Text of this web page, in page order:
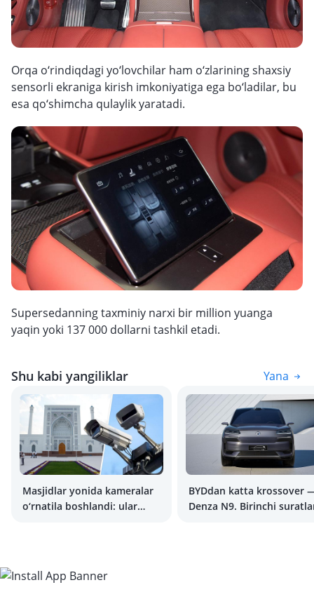
Orqa o‘rindiqdagi yo‘lovchilar ham o‘zlarining shaxsiy
sensorli ekraniga kirish imkoniyatiga ega bo‘ladilar, bu
esa qo‘shimcha qulaylik yaratadi.
Supersedanning taxminiy narxi bir million yuanga
yaqin yoki 137 000 dollarni tashkil etadi.
Shu kabi yangiliklar Yana
Masjidlar yonida kameralar
o‘rnatila boshlandi: ular
BYDdan katta krossover
Denza N9. Birinchi